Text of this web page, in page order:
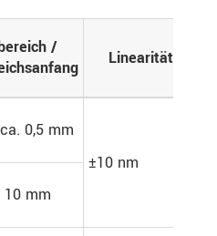
/
Linearität
0,5 mm
±10 nm
mm